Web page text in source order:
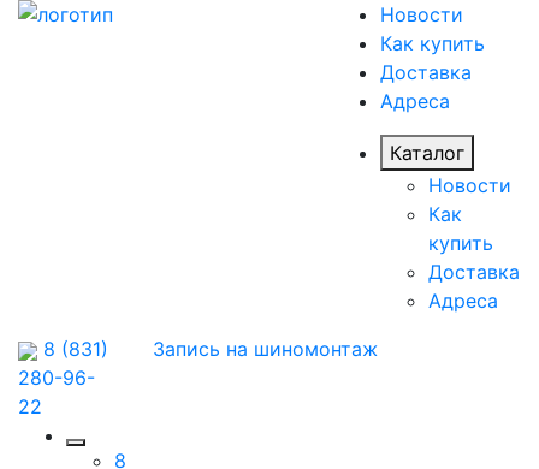
Новости
Как купить
Доставка
Адреса
Каталог
Новости
Как
купить
Доставка
Адреса
8 (831)
280-96-
22
8
Запись на шиномонтаж